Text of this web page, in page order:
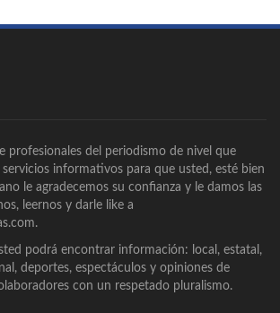
profesionales del periodismo de nivel que
informativos para que usted, esté bien
le agradecemos su confianza y le damos las
leernos y darle like a
podrá encontrar información: local, estatal,
deportes, espectáculos y opiniones de
con un respetado pluralismo.